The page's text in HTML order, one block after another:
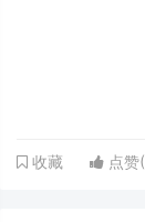
收藏 点赞(